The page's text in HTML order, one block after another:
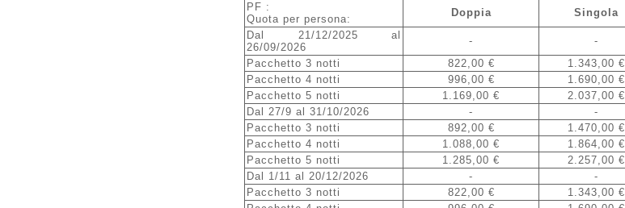
PF :
Quota per persona:
Doppia Singola
Dal 21/12/2025 al
26/09/2026
- -
Pacchetto 3 notti
822,00 € 1.343,00 €
Pacchetto 4 notti
996,00 € 1.690,00 €
Pacchetto 5 notti
1.169,00 € 2.037,00 €
Dal 27/9 al 31/10/2026
- -
Pacchetto 3 notti
892,00 € 1.470,00 €
Pacchetto 4 notti
1.088,00 € 1.864,00 €
Pacchetto 5 notti
1.285,00 € 2.257,00 €
Dal 1/11 al 20/12/2026
- -
Pacchetto 3 notti
822,00 € 1.343,00 €